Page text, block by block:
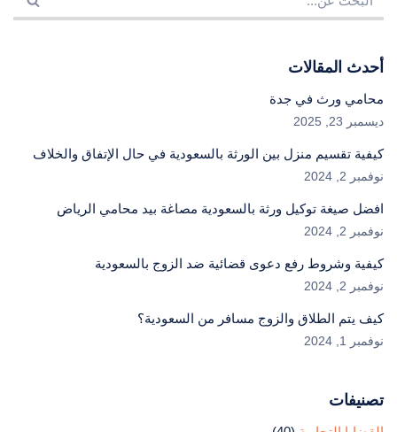
أحدث المقالات
محامي ورث في جدة
ديسمبر 23, 2025
كيفية تقسيم منزل بين الورثة بالسعودية في حال الإتفاق والخلاف
نوفمبر 2, 2024
افضل صيغة توكيل ورثة بالسعودية مصاغة بيد محامي الرياض
نوفمبر 2, 2024
كيفية وشروط رفع دعوى قضائية ضد الزوج بالسعودية
نوفمبر 2, 2024
كيف يتم الطلاق والزوج مسافر من السعودية؟
نوفمبر 1, 2024
تصنيفات